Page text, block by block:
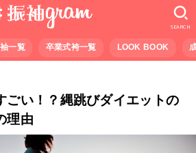
一覧 卒業式袴一覧 LOOK BOOK
SEARCH
ごい！？縄跳びダイエットの
理由